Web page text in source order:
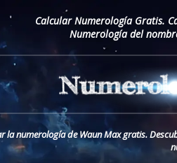
Calcular Numerología Gratis.
Numerología del
la numerología de Waun Max gratis.